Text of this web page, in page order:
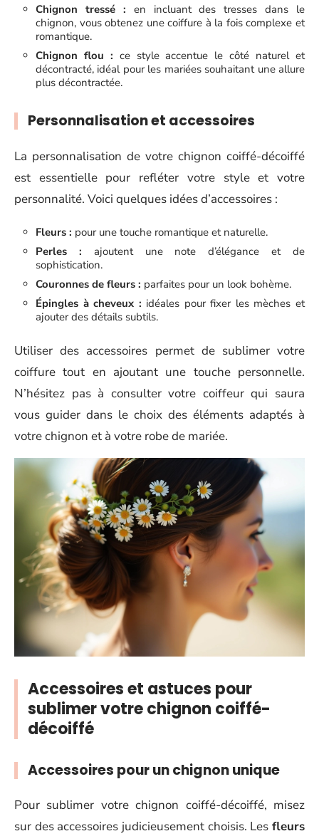
Chignon tressé : en incluant des tresses dans le
chignon, vous obtenez une coiffure à la fois complexe et
romantique.
Chignon flou : ce style accentue le côté naturel et
décontracté, idéal pour les mariées souhaitant une allure
plus décontractée.
Personnalisation et accessoires
La personnalisation de votre chignon coiffé-décoiffé
est essentielle pour refléter votre style et votre
personnalité. Voici quelques idées d’accessoires :
Fleurs : pour une touche romantique et naturelle.
Perles : ajoutent une note d’élégance et de
sophistication.
Couronnes de fleurs : parfaites pour un look bohème.
Épingles à cheveux : idéales pour fixer les mèches et
ajouter des détails subtils.
Utiliser des accessoires permet de sublimer votre
coiffure tout en ajoutant une touche personnelle.
N’hésitez pas à consulter votre coiffeur qui saura
vous guider dans le choix des éléments adaptés à
votre chignon et à votre robe de mariée.
Accessoires et astuces pour
sublimer votre chignon coiffé-
décoiffé
Accessoires pour un chignon unique
Pour sublimer votre chignon coiffé-décoiffé, misez
sur des accessoires judicieusement choisis. Les fleurs